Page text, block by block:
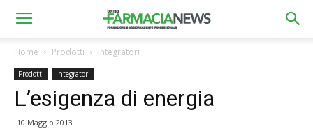
Home Prodotti Integratori
Prodotti Integratori
L’esigenza di energia
10 Maggio 2013